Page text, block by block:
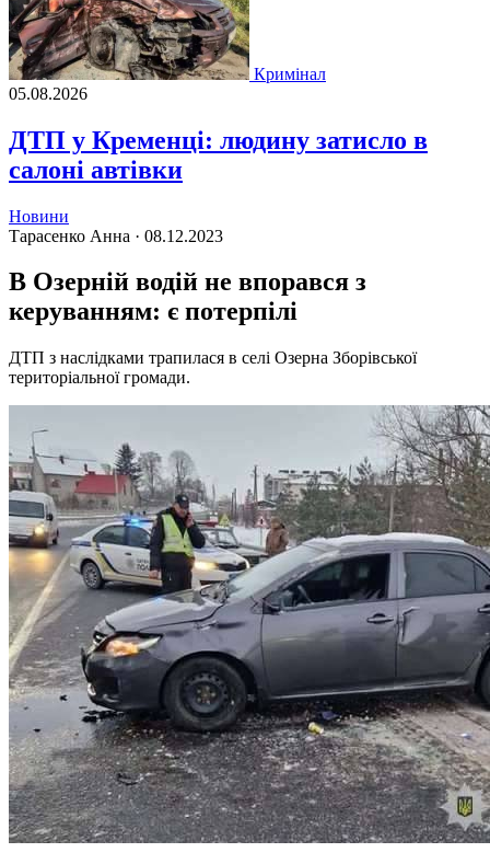
Кримінал
05.08.2026
ДТП у Кременці: людину затисло в
салоні автівки
Новини
Тарасенко Анна · 08.12.2023
В Озерній водій не впорався з
керуванням: є потерпілі
ДТП з наслідками трапилася в селі Озерна Зборівської
територіальної громади.